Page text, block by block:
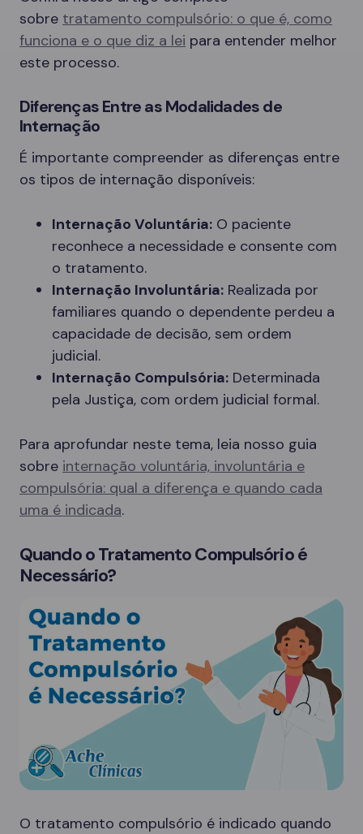
sobre tratamento compulsório: o que é, como
funciona e o que diz a lei para entender melhor
este processo.
Diferenças Entre as Modalidades de
Internação
É importante compreender as diferenças entre
os tipos de internação disponíveis:
Internação Voluntária: O paciente
reconhece a necessidade e consente com
o tratamento.
Internação Involuntária: Realizada por
familiares quando o dependente perdeu a
capacidade de decisão, sem ordem
judicial.
Internação Compulsória: Determinada
pela Justiça, com ordem judicial formal.
Para aprofundar neste tema, leia nosso guia
sobre internação voluntária, involuntária e
compulsória: qual a diferença e quando cada
uma é indicada.
Quando o Tratamento Compulsório é
Necessário?
O tratamento compulsório é indicado quando